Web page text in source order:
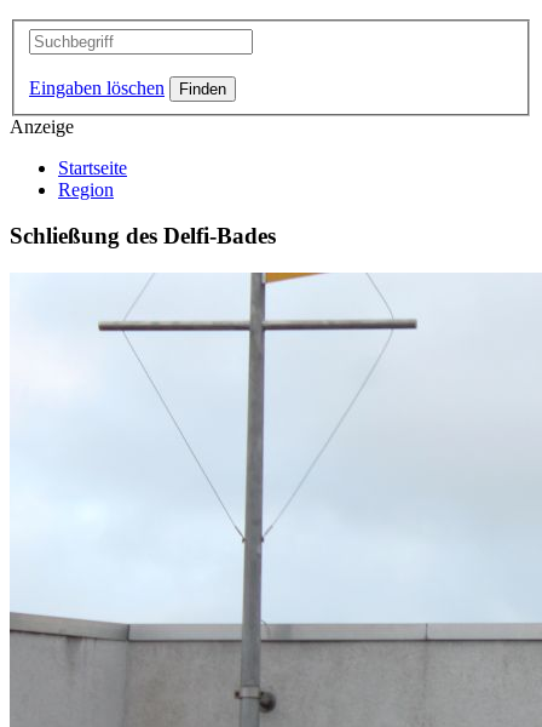
Eingaben löschen
Anzeige
Startseite
Region
Schließung des Delfi-Bades